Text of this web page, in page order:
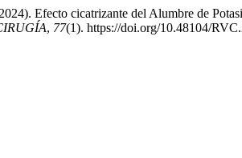
Efecto cicatrizante del Alumbre de
, 77(1). https://doi.org/10.48104/